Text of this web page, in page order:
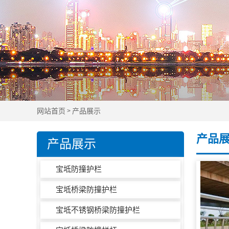
网站首页 > 产品展示
产品展示
宝坻防撞护栏
宝坻桥梁防撞护栏
宝坻不锈钢桥梁防撞护栏
产品